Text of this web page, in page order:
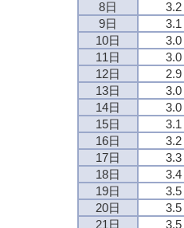
8日
3.2
9日
3.1
10日
3.0
11日
3.0
12日
2.9
13日
3.0
14日
3.0
15日
3.1
16日
3.2
17日
3.3
18日
3.4
19日
3.5
20日
3.5
21日
3.5